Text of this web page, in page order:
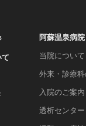
阿蘇温泉病院
当院について
外来・診療
入院のご案内
透析センター